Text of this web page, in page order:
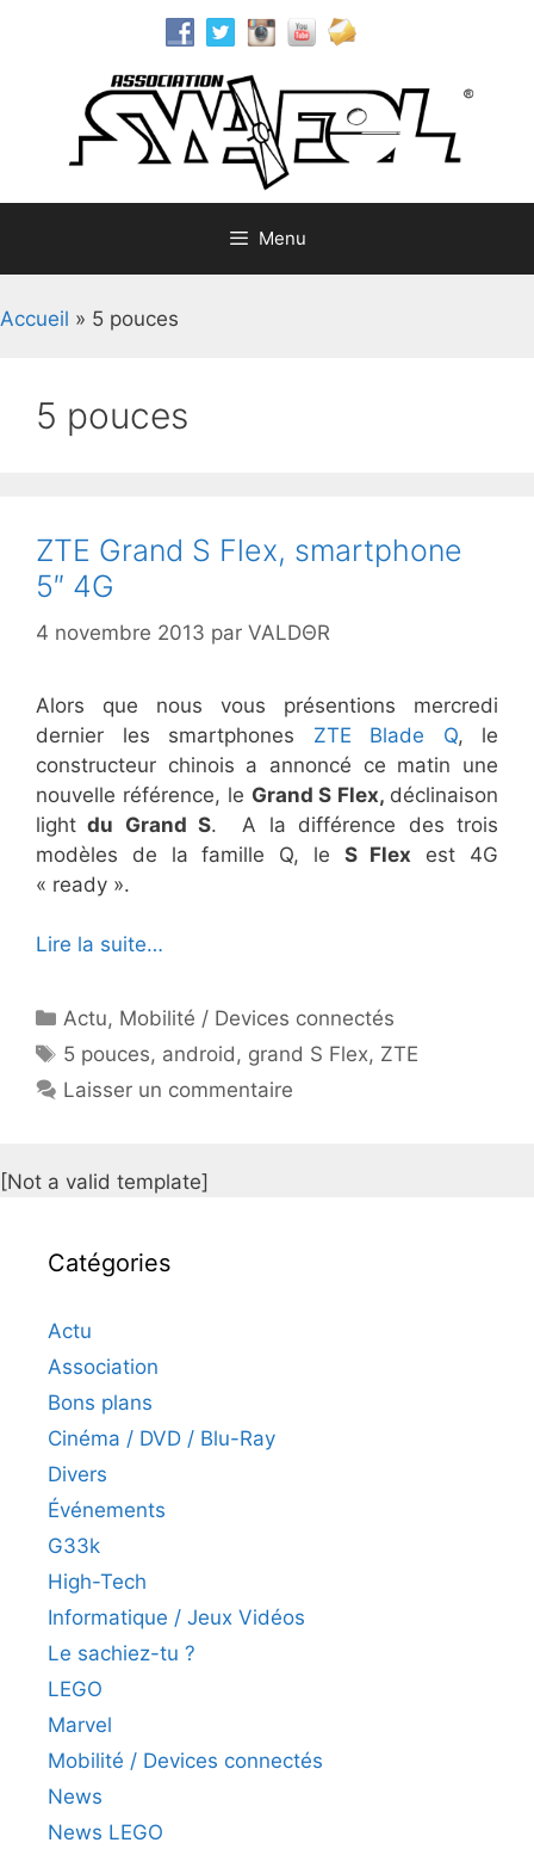
Menu
Accueil » 5 pouces
5 pouces
ZTE Grand S Flex, smartphone
5″ 4G
4 novembre 2013 par VALDΘR
Alors que nous vous présentions mercredi
dernier les smartphones ZTE Blade Q, le
constructeur chinois a annoncé ce matin une
nouvelle référence, le Grand S Flex, déclinaison
light du Grand S. A la différence des trois
modèles de la famille Q, le S Flex est 4G
« ready ».
Lire la suite…
Catégories
Actu, Mobilité / Devices connectés
Étiquettes
5 pouces, android, grand S Flex, ZTE
Laisser un commentaire
[Not a valid template]
Catégories
Actu
Association
Bons plans
Cinéma / DVD / Blu-Ray
Divers
Événements
G33k
High-Tech
Informatique / Jeux Vidéos
Le sachiez-tu ?
LEGO
Marvel
Mobilité / Devices connectés
News
News LEGO